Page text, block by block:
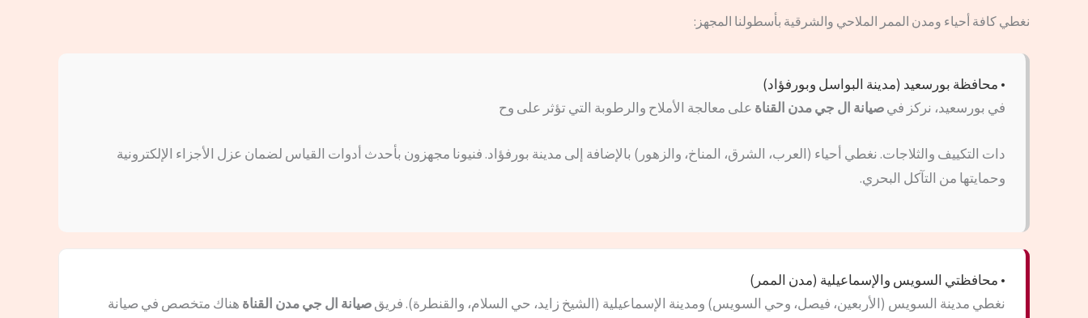
نغطي كافة أحياء ومدن الممر الملاحي والشرقية بأسطولنا المجهز:
• محافظة بورسعيد (مدينة البواسل وبورفؤاد)
في بورسعيد، نركز فيصيانة ال جي مدن القناة على معالجة الأملاح والرطوبة التي تؤثر على وح
دات التكييف والثلاجات. نغطي أحياء (العرب، الشرق، المناخ، والزهور) بالإضافة إلى مدينة بورفؤاد. فنيونا مجهزون بأحدث أدوات القياس لضمان عزل الأجزاء الإلكترونية
وحمايتها من التآكل البحري.
• محافظتي السويس والإسماعيلية (مدن الممر)
نغطي مدينة السويس (الأربعين، فيصل، وحي السويس) ومدينة الإسماعيلية (الشيخ زايد، حي السلام، والقنطرة). فريقصيانة ال جي مدن القناة هناك متخصص في صيانة